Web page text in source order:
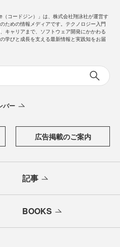
（コードジン）」は、株式会社翔泳社が運営す
ための情報メディアです。テクノロジー入門
キャリアまで、ソフトウェア開発にかかわる
学びと成長を支える最新情報と実践知をお届
バー
広告掲載のご案内
記事
BOOKS